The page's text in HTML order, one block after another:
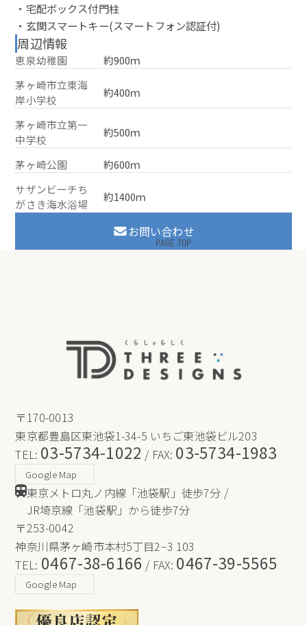
・宅配ボックス付門柱
・玄関スマートキー(スマートフォン認証付)
周辺情報
恵泉幼稚園
約900ｍ
茅ヶ崎市立東海
岸小学校
約400ｍ
茅ヶ崎市立第一
中学校
約500ｍ
茅ヶ崎公園
約600ｍ
サザンビーチち
がさき海水浴場
約1400ｍ
お問い合わせ
〒170-0013
東京都豊島区東池袋1-34-5 いちご東池袋ビル203
TEL: 03-5734-1022 / FAX: 03-5734-1983
Google Map
東京メトロ丸ノ内線「池袋駅」徒歩7分 /
JR埼京線「池袋駅」から徒歩7分
〒253-0042
神奈川県茅ヶ崎市本村5丁目2−3 103
TEL: 0467-38-6166 / FAX: 0467-39-5565
Google Map
PAGE TOP